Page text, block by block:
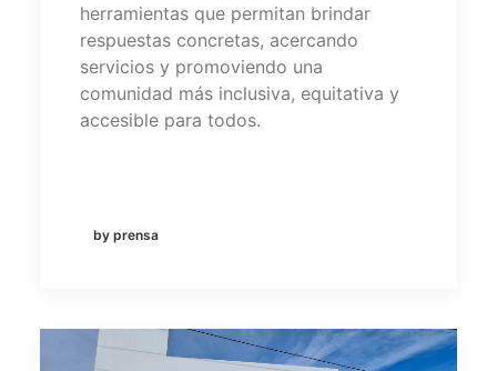
herramientas que permitan brindar
respuestas concretas, acercando
servicios y promoviendo una
comunidad más inclusiva, equitativa y
accesible para todos.
by prensa